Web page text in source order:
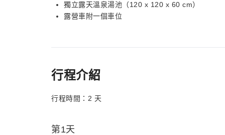
獨立露天溫泉湯池（120 x 120 x 60 cm）
露營車附一個車位
行程介紹
行程時間：2 天
第1天